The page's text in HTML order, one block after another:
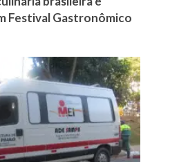
Festival Gastronômico